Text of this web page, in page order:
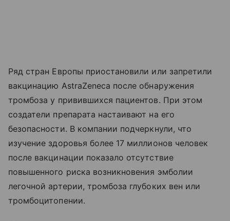
Ряд стран Европы приостановили или запретили
вакцинацию AstraZeneca после обнаружения
тромбоза у привившихся пациентов. При этом
создатели препарата настаивают на его
безопасности. В компании подчеркнули, что
изучение здоровья более 17 миллионов человек
после вакцинации показало отсутствие
повышенного риска возникновения эмболии
легочной артерии, тромбоза глубоких вен или
тромбоцитопении.